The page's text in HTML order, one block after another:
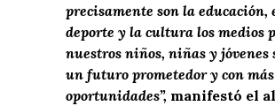
precisamente son la educación,
deporte y la cultura los medios
nuestros niños, niñas y jóvenes
un futuro prometedor y con más
oportunidades”, manifestó el